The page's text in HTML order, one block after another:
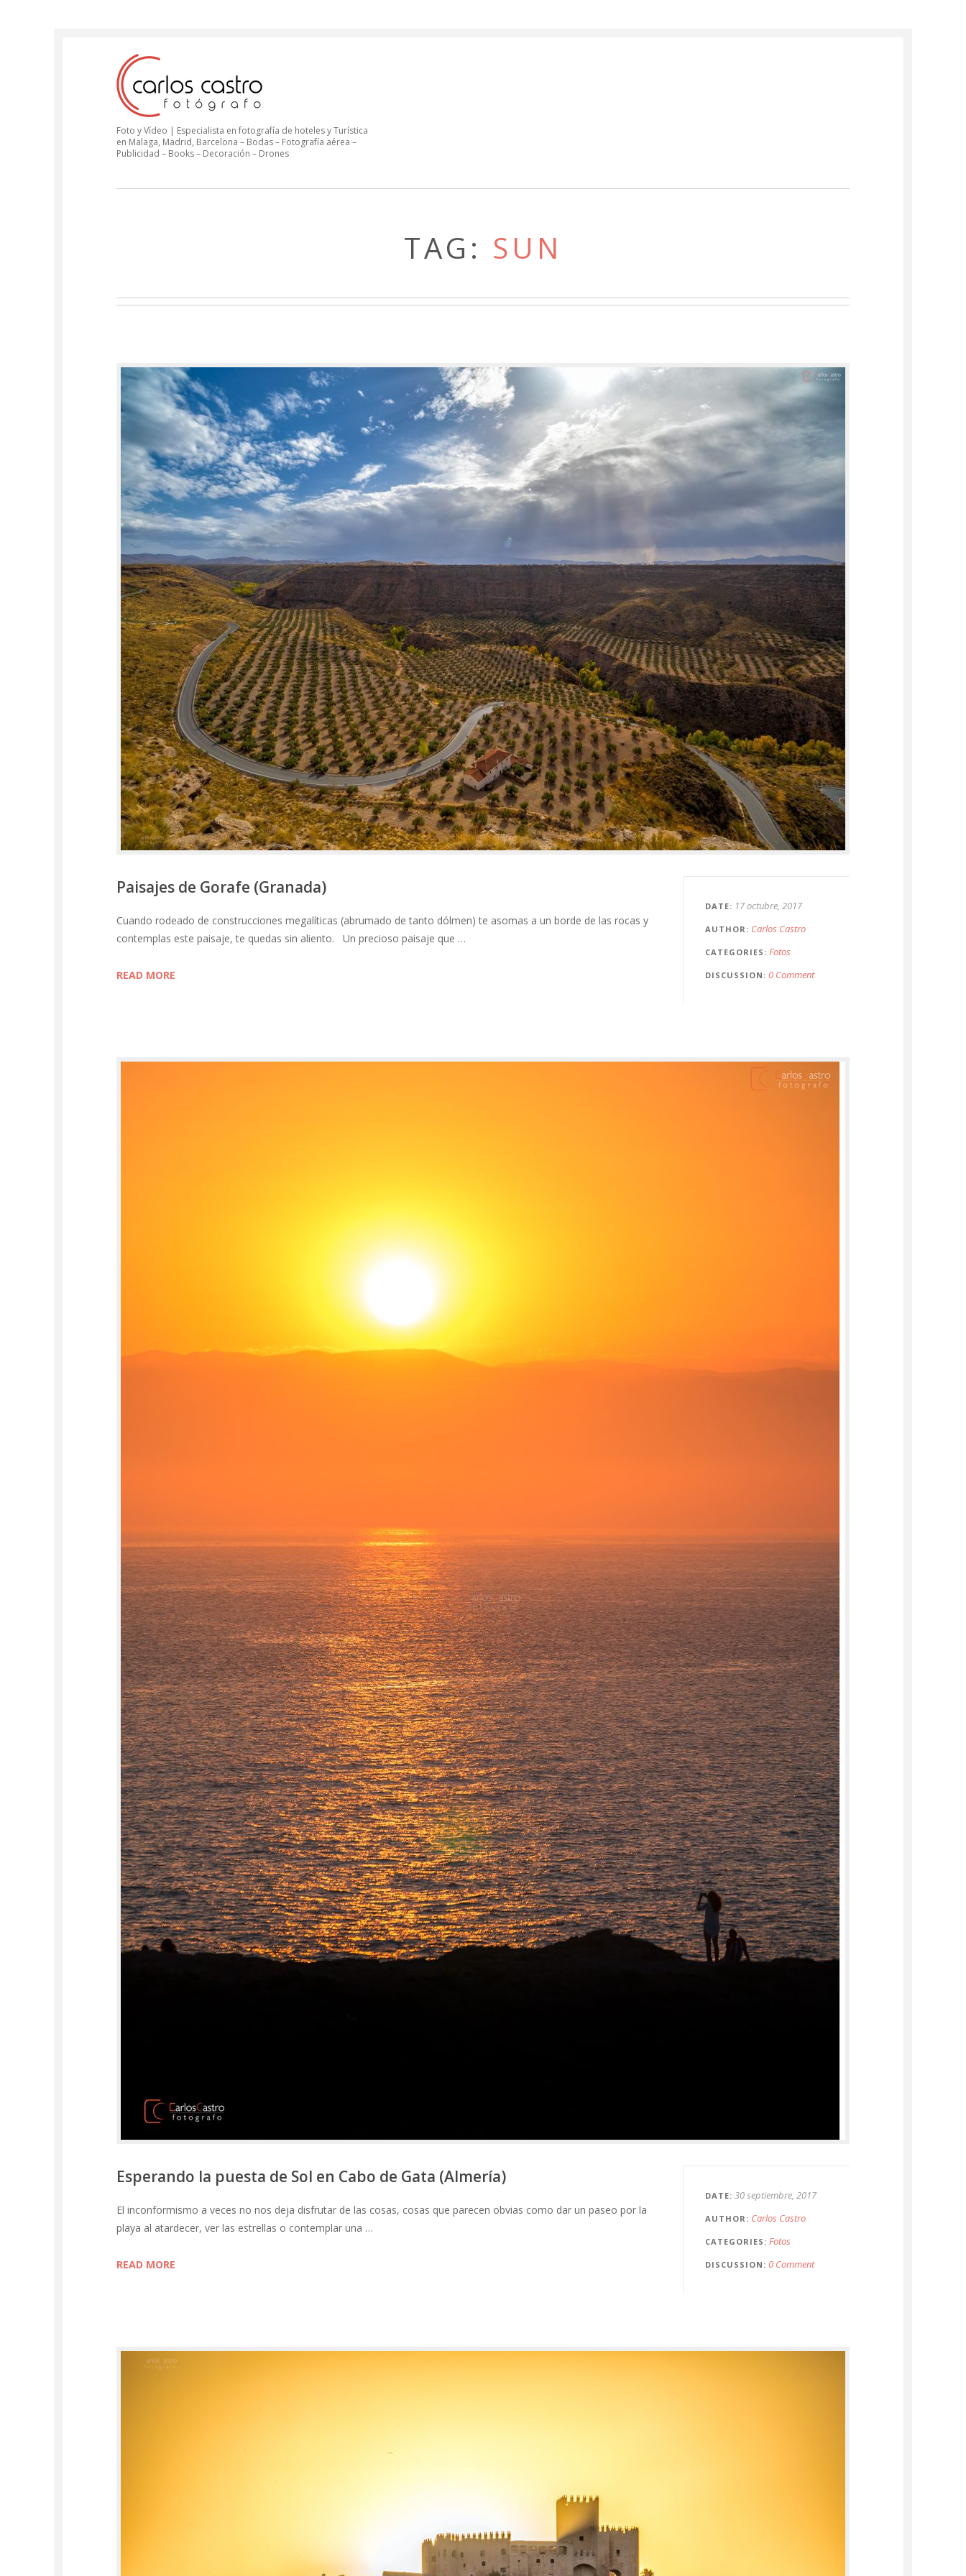
Foto y Vídeo | Especialista en fotografía de hoteles y Turística
en Malaga, Madrid, Barcelona – Bodas – Fotografía aérea –
Publicidad – Books – Decoración – Drones
TAG: SUN
DATE 17 octubre, 2017
AUTHOR Carlos Castro
CATEGORIES Fotos
DISCUSSION 0 Comment
Paisajes de Gorafe (Granada)
Cuando rodeado de construcciones megalíticas (abrumado de tanto dólmen) te asomas a un borde de las rocas y
contemplas este paisaje, te quedas sin aliento. Un precioso paisaje que …
READ MORE
DATE 30 septiembre, 2017
AUTHOR Carlos Castro
CATEGORIES Fotos
DISCUSSION 0 Comment
Esperando la puesta de Sol en Cabo de Gata (Almería)
El inconformismo a veces no nos deja disfrutar de las cosas, cosas que parecen obvias como dar un paseo por la
playa al atardecer, ver las estrellas o contemplar una …
READ MORE